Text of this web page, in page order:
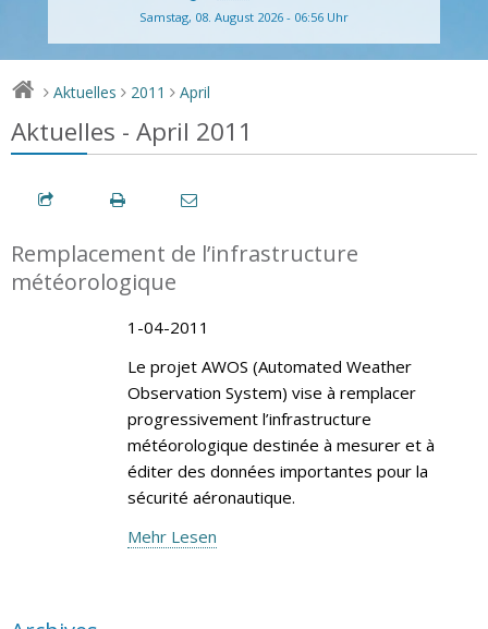
Samstag, 08. August 2026 - 06:56 Uhr
> Aktuelles > 2011 > April
Aktuelles - April 2011
Remplacement de l’infrastructure
météorologique
1-04-2011
Le projet AWOS (Automated Weather
Observation System) vise à remplacer
progressivement l’infrastructure
météorologique destinée à mesurer et à
éditer des données importantes pour la
sécurité aéronautique.
Mehr Lesen